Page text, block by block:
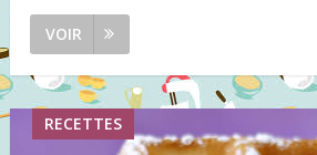
VOIR
RECETTES